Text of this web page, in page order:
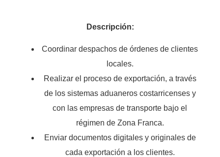
Descripción:
Coordinar despachos de órdenes de clientes
locales.
Realizar el proceso de exportación, a través
de los sistemas aduaneros costarricenses y
con las empresas de transporte bajo el
régimen de Zona Franca.
Enviar documentos digitales y originales de
cada exportación a los clientes.